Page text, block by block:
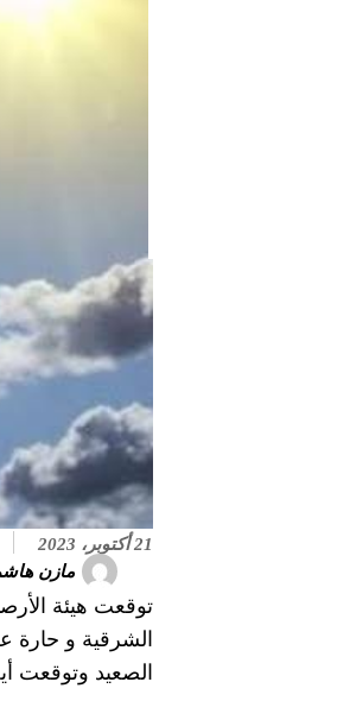
21 أكتوبر، 2023
مازن
توقعت هيئة
الشرقية و حارة
الصعيد وتوقعت